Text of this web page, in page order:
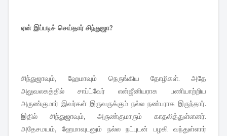
ஏன் இப்படிச் செய்தார் சிந்துஜா?
சிந்துஜாவும், ஹேமாவும் நெருங்கிய தோழிகள். அதே
அலுவலகத்தில் சாப்ட்வேர் என்ஜீனியராக பணியாற்றிய
அருண்குமார் இவர்கள் இருவருக்கும் நல்ல நண்பராக இருந்தார்.
இதில் சிந்துஜாவும், அருண்குமாரும் காதலித்துள்ளனர்.
அதேசமயம், ஹேமாவுடனும் நல்ல நட்புடன் பழகி வந்துள்ளார்